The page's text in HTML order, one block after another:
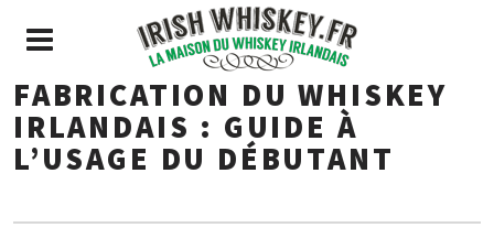
FABRICATION DU WHISKEY
IRLANDAIS : GUIDE À
L’USAGE DU DÉBUTANT